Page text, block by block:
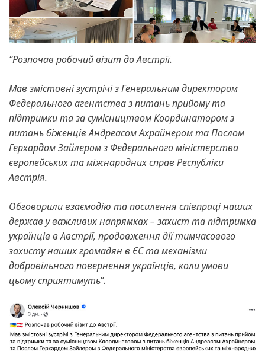
“Розпочав робочий візит до Австрії.
Мав змістовні зустрічі з Генеральним директором
Федерального агентства з питань прийому та
підтримки та за сумісництвом Координатором з
питань біженців Андреасом Ахрайнером та Послом
Герхардом Зайлером з Федерального міністерства
європейських та міжнародних справ Республіки
Австрія.
Обговорили взаємодію та посилення співпраці наших
держав у важливих напрямках – захист та підтримка
українців в Австрії, продовження дії тимчасового
захисту наших громадян в ЄС та механізми
добровільного повернення українців, коли умови
цьому сприятимуть”.